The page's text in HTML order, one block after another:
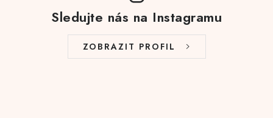
Sledujte nás na Instagramu
ZOBRAZIT PROFIL